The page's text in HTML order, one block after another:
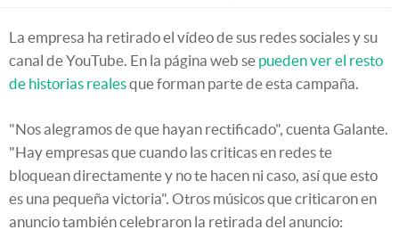
La empresa ha retirado el vídeo de sus redes sociales y su
canal de YouTube. En la página web se pueden ver el resto
de historias realesque forman parte de esta campaña.
"Nos alegramos de que hayan rectificado", cuenta Galante.
"Hay empresas que cuando las criticas en redes te
bloquean directamente y no te hacen ni caso, así que esto
es una pequeña victoria". Otros músicos que criticaron en
anuncio también celebraron la retirada del anuncio: